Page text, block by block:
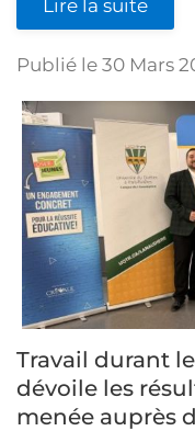
Lire la suite
Publié le 30 Mars
Travail durant
dévoile les
menée auprès